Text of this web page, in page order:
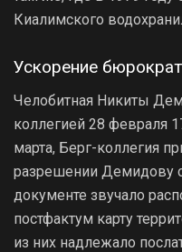
Киалимского
Ускорение
Челобитная Никиты
коллегией 28 февраля
марта, Берг-коллегия
разрешении Демидову
документе звучало
постфактум карту
из них надлежало